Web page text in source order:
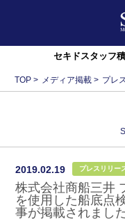
セキドスタッフ
TOP > メディア掲載 > プレ
2019.02.19 プレスリリー
株式会社商船三井
を使用した船底点
事が掲載されまし